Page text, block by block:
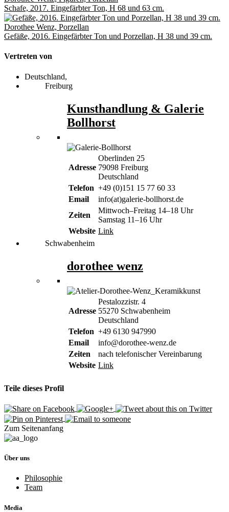
Schafe, 2017. Eingefärbter Ton, H 68 und 63 cm.
Dorothee Wenz, Porzellan
Gefäße, 2016. Eingefärbter Ton und Porzellan, H 38 und 39 cm.
Vertreten von
Deutschland,
Freiburg
Kunsthandlung & Galerie
Bollhorst
Adresse
Oberlinden 25
79098 Freiburg
Deutschland
Telefon +49 (0)151 15 77 60 33
Email
info(at)galerie-bollhorst.de
Zeiten
Mittwoch–Freitag 14–18 Uhr
Samstag 11–16 Uhr
Website Link
Schwabenheim
dorothee wenz
Adresse
Pestalozzistr. 4
55270 Schwabenheim
Deutschland
Telefon +49 6130 947990
Email
info@dorothee-wenz.de
Zeiten
nach telefonischer Vereinbarung
Website Link
Teile dieses Profil
Zum Seitenanfang
Über uns
Philosophie
Team
Media